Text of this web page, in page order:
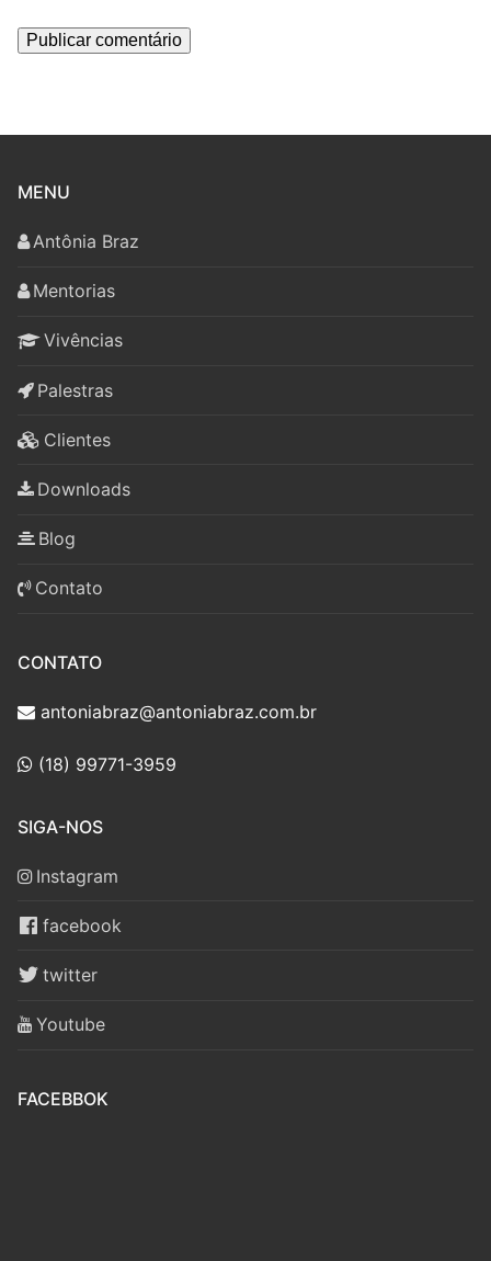
MENU
Antônia Braz
Mentorias
Vivências
Palestras
Clientes
Downloads
Blog
Contato
CONTATO
antoniabraz@antoniabraz.com.br
(18) 99771-3959
SIGA-NOS
Instagram
facebook
twitter
Youtube
FACEBBOK